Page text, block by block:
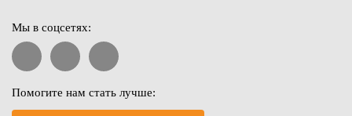
Мы в соцсетях:
Помогите нам стать лучше: